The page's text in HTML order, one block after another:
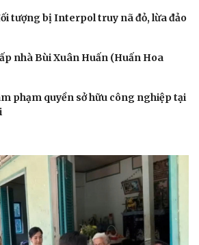
tượng bị Interpol truy nã đỏ, lừa đảo
nhà Bùi Xuân Huấn (Huấn Hoa
phạm quyền sở hữu công nghiệp tại